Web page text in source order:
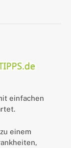
einfachen
einem